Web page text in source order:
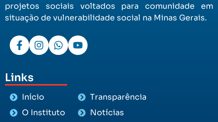
projetos sociais voltados para comunidade em
situação de vulnerabilidade social na Minas Gerais.
Links
Início
O Instituto
Transparência
Notícias